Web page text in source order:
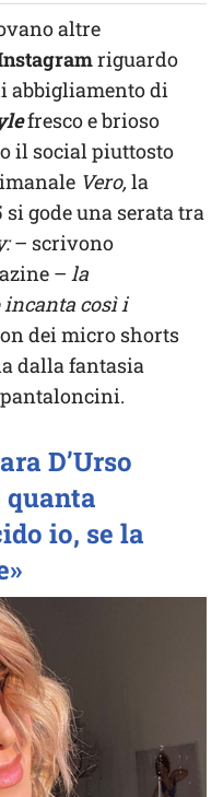
altre
riguardo
abbigliamento di
fresco e brioso
il social piuttosto
Vero,la
gode una serata tra
– scrivono
– la
incanta così i
dei micro shorts
dalla fantasia
D’Urso
quanta
io, se la